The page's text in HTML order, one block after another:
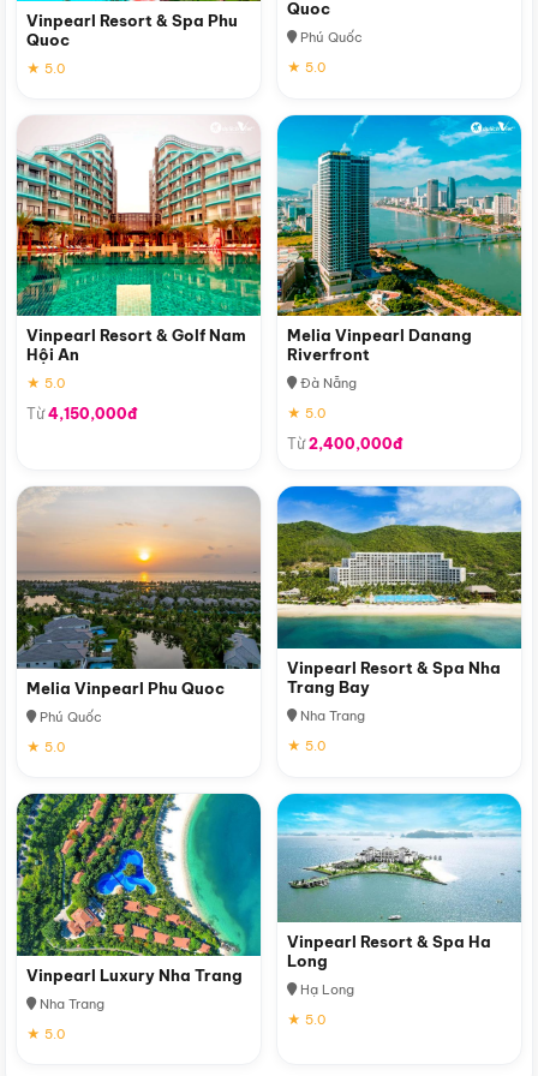
Vinpearl Resort & Spa Phu
Quoc
★ 5.0
Quoc
Phú Quốc
★ 5.0
Vinpearl Resort & Golf Nam
Hội An
★ 5.0
Từ4,150,000đ
Melia Vinpearl Danang
Riverfront
Đà Nẵng
★ 5.0
Từ2,400,000đ
Melia Vinpearl Phu Quoc
Phú Quốc
★ 5.0
Vinpearl Resort & Spa Nha
Trang Bay
Nha Trang
★ 5.0
Vinpearl Luxury Nha Trang
Nha Trang
★ 5.0
Vinpearl Resort & Spa Ha
Long
Hạ Long
★ 5.0